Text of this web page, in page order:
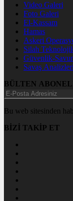
Video Galeri
Foto Galeri
El-Kassam
Hamas
Askeri
Silah
Güvenlik-
Savaş Analizleri
BÜLTEN
Bu web sitesinden
BİZİ TAKİP ET